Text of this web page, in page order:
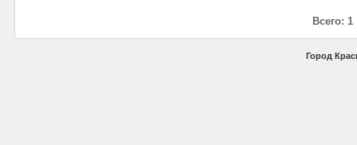
Всего: 1
Город